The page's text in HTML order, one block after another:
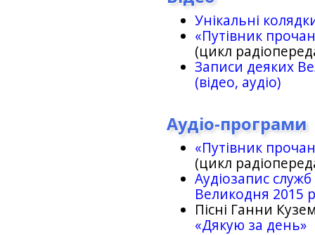
Унікальні
«Путівник
(цикл
Записи деяких
(відео, аудіо)
Аудіо-програми
«Путівник
(цикл
Аудіозапис
Великодня 2015
Пісні Ганни
«Дякую за день»